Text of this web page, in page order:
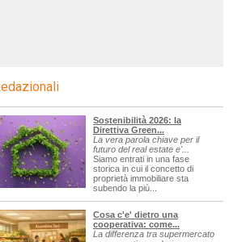
Sostenibilità 2026: la
Direttiva Green...
La vera parola chiave per il
futuro del real estate e'...
Siamo entrati in una fase
storica in cui il concetto di
proprietà immobiliare sta
subendo la più...
Cosa c'e' dietro una
cooperativa: come...
La differenza tra supermercato